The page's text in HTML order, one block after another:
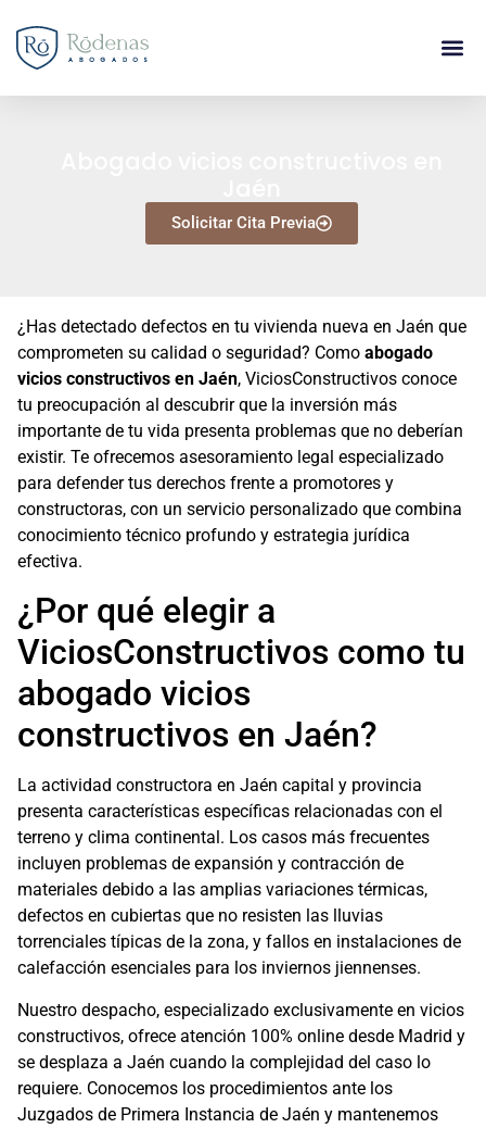
Solicitar Cita Previa
¿Has detectado defectos en tu vivienda nueva en Jaén que
comprometen su calidad o seguridad? Como abogado
vicios constructivos en Jaén, ViciosConstructivos conoce
tu preocupación al descubrir que la inversión más
importante de tu vida presenta problemas que no deberían
existir. Te ofrecemos asesoramiento legal especializado
para defender tus derechos frente a promotores y
constructoras, con un servicio personalizado que combina
conocimiento técnico profundo y estrategia jurídica
efectiva.
¿Por qué elegir a
ViciosConstructivos como tu
abogado vicios
constructivos en Jaén?
La actividad constructora en Jaén capital y provincia
presenta características específicas relacionadas con el
terreno y clima continental. Los casos más frecuentes
incluyen problemas de expansión y contracción de
materiales debido a las amplias variaciones térmicas,
defectos en cubiertas que no resisten las lluvias
torrenciales típicas de la zona, y fallos en instalaciones de
calefacción esenciales para los inviernos jiennenses.
Nuestro despacho, especializado exclusivamente en vicios
constructivos, ofrece atención 100% online desde Madrid y
se desplaza a Jaén cuando la complejidad del caso lo
requiere. Conocemos los procedimientos ante los
Juzgados de Primera Instancia de Jaén y mantenemos